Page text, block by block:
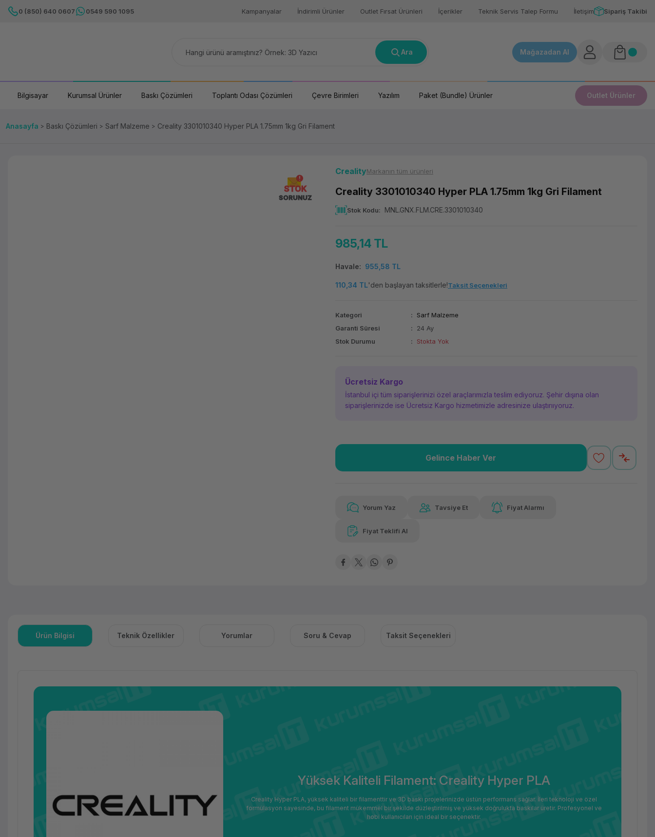
0 (850) 640 0607 0549 590 1095 Kampanyalar İndirimli Ürünler Outlet Fırsat Ürünleri İçerikler Teknik Servis Talep Formu İletişim Sipariş Takibi
Ara Mağazadan Al
Bilgisayar Kurumsal Ürünler Baskı Çözümleri Toplantı Odası Çözümleri Çevre Birimleri Yazılım Paket (Bundle) Ürünler Outlet Ürünler
Anasayfa Baskı Çözümleri Sarf Malzeme Creality 3301010340 Hyper PLA 1.75mm 1kg Gri Filament
STOK
SORUNUZ
CrealityMarkanın tüm ürünleri
Creality 3301010340 Hyper PLA 1.75mm 1kg Gri Filament
Stok Kodu MNL.GNX.FLM.CRE.3301010340
985,14 TL
Havale 955,58 TL
110,34 TL'den başlayan taksitlerle!Taksit Seçenekleri
Kategori
Sarf Malzeme
Garanti Süresi
24 Ay
Stok Durumu
Stokta Yok
Ücretsiz Kargo
İstanbul içi tüm siparişlerinizi özel araçlarımızla teslim ediyoruz. Şehir dışına olan
siparişlerinizde ise Ücretsiz Kargo hizmetimizle adresinize ulaştırııyoruz.
110,34 TL
Gelince Haber Ver
Yorum Yaz Tavsiye Et Fiyat Alarmı
Fiyat Teklifi Al
Ürün Bilgisi Teknik Özellikler Yorumlar Soru & Cevap Taksit Seçenekleri
Yüksek Kaliteli Filament: Creality Hyper PLA
Creality Hyper PLA, yüksek kaliteli bir filamenttir ve 3D baskı projelerinizde üstün performans sağlar. İleri teknoloji ve özel
formülasyon sayesinde, bu filament mükemmel bir şekilde düzleştirilmiş ve yüksek doğrulukta baskılar üretir. Profesyonel ve
hobi kullanıcıları için ideal bir seçenektir.